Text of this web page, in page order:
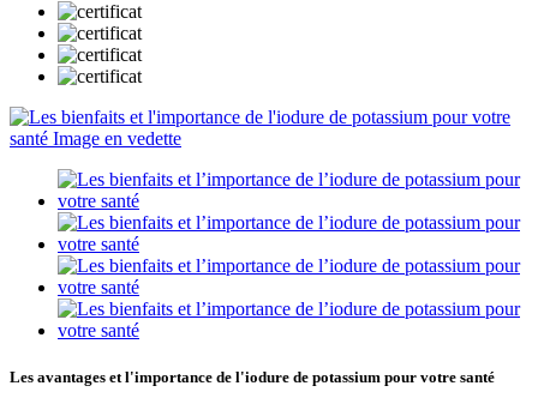
Les avantages et l'importance de l'iodure de potassium pour votre santé